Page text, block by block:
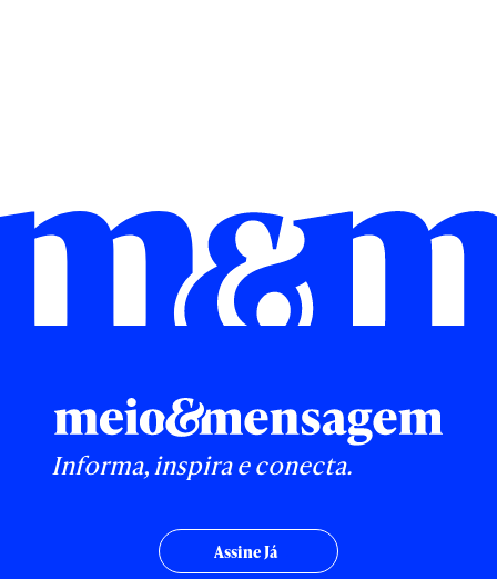
Informa, inspira e conecta.
Assine Já